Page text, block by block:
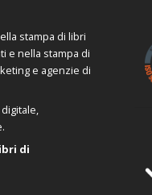
stampa di libri
e nella stampa di
e agenzie di
di